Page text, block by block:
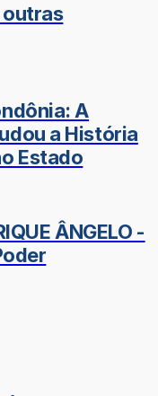
outras
A
a História
Estado
ÂNGELO -